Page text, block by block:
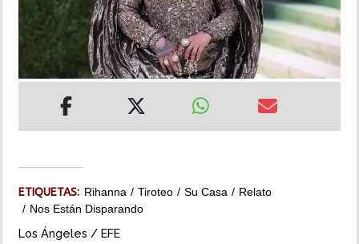
MULTIMEDIA
IMPRESO
ETIQUETAS: Rihanna Tiroteo Su Casa
Relato
Nos Están Disparando
Los Ángeles / EFE